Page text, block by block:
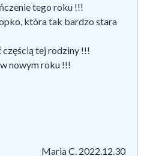
tego roku !!!
która tak bardzo stara
częścią tej rodziny !!!
nowym roku !!!
Maria C. 2022.12.30